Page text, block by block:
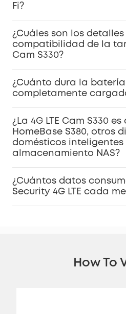
Fi?
¿Cuáles son los
compatibilidad de la
Cam S330?
¿Cuánto dura la
completamente
¿La 4G LTE Cam S330
HomeBase S380, otros
domésticos inteligentes
almacenamiento NAS?
¿Cuántos datos
Security 4G LTE cada
How To